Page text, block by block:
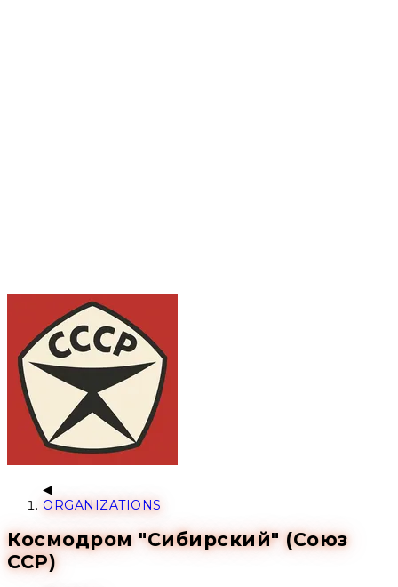
ORGANIZATIONS
Космодром "Сибирский" (Союз
ССР)